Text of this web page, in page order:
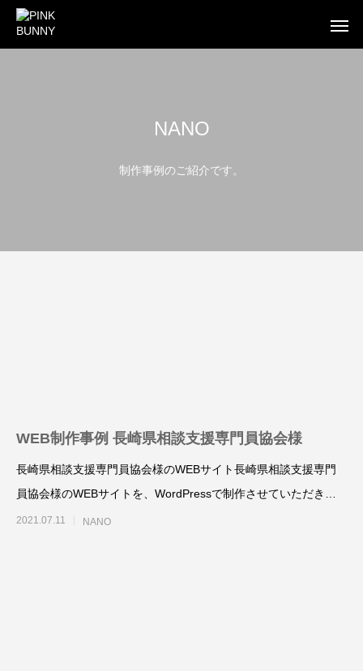
NANO
制作事例のご紹介です。
WEB制作事例 長崎県相談支援専門員協会様
長崎県相談支援専門員協会様のWEBサイト長崎県相談支援専門
員協会様のWEBサイトを、WordPressで制作させていただきま
した。
2021.07.11 NANO